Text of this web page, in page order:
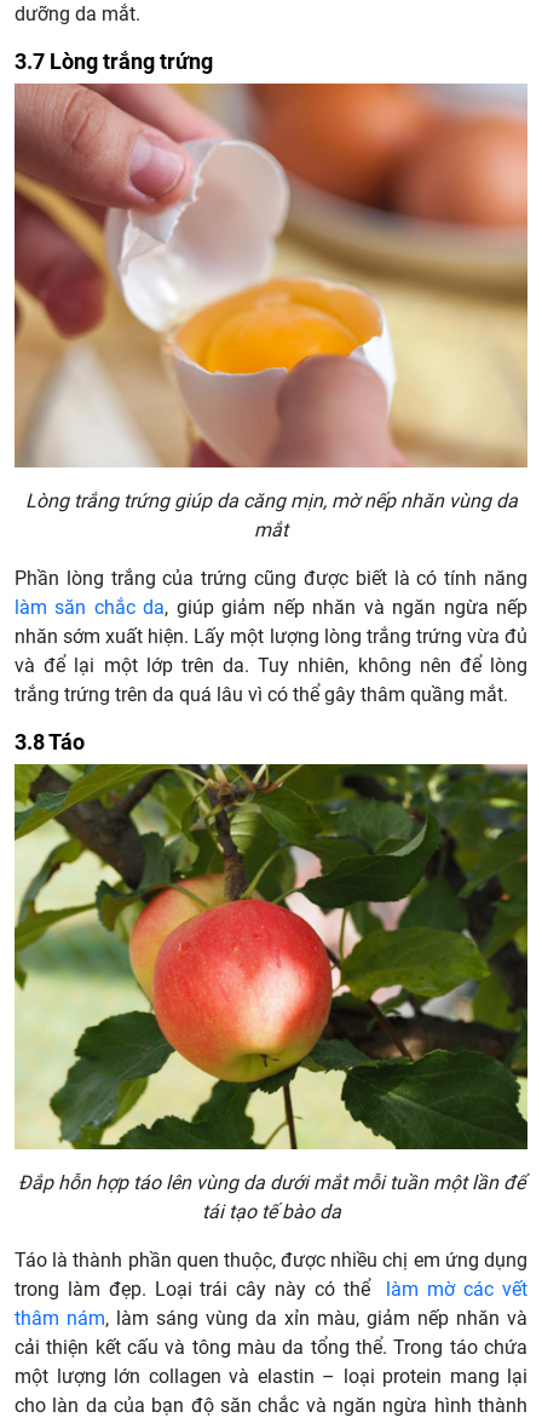
dưỡng da mắt.
3.7 Lòng trắng trứng
Lòng trắng trứng giúp da căng mịn, mờ nếp nhăn vùng da
mắt
Phần lòng trắng của trứng cũng được biết là có tính năng
làm săn chắc da, giúp giảm nếp nhăn và ngăn ngừa nếp
nhăn sớm xuất hiện. Lấy một lượng lòng trắng trứng vừa đủ
và để lại một lớp trên da. Tuy nhiên, không nên để lòng
trắng trứng trên da quá lâu vì có thể gây thâm quầng mắt.
3.8 Táo
Đắp hỗn hợp táo lên vùng da dưới mắt mỗi tuần một lần để
tái tạo tế bào da
Táo là thành phần quen thuộc, được nhiều chị em ứng dụng
trong làm đẹp. Loại trái cây này có thể làm mờ các vết
thâm nám, làm sáng vùng da xỉn màu, giảm nếp nhăn và
cải thiện kết cấu và tông màu da tổng thể. Trong táo chứa
một lượng lớn collagen và elastin – loại protein mang lại
cho làn da của bạn độ săn chắc và ngăn ngừa hình thành